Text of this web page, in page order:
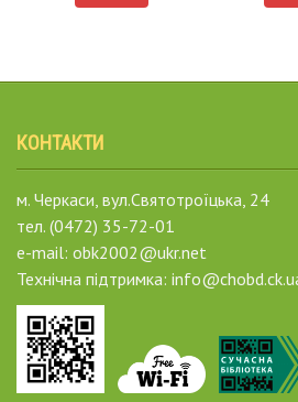
КОНТАКТИ
м. Черкаси, вул.Святотроїцька, 24
тел. (0472) 35-72-01
e-mail: obk2002@ukr.net
Технічна підтримка: